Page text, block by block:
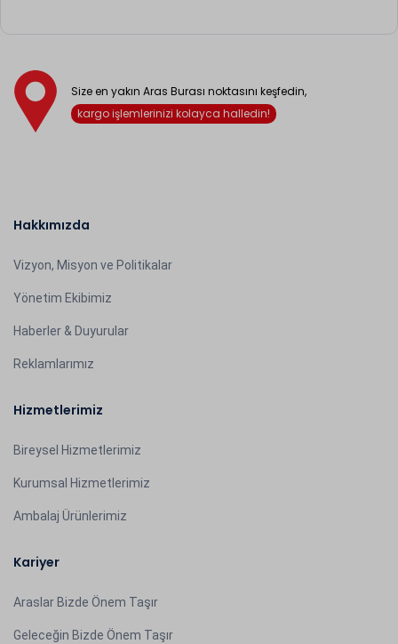
Size en yakın Aras Burası noktasını keşfedin,
kargo işlemlerinizi kolayca halledin!
Hakkımızda
Vizyon, Misyon ve Politikalar
Yönetim Ekibimiz
Haberler & Duyurular
Reklamlarımız
Hizmetlerimiz
Bireysel Hizmetlerimiz
Kurumsal Hizmetlerimiz
Ambalaj Ürünlerimiz
Kariyer
Araslar Bizde Önem Taşır
Geleceğin Bizde Önem Taşır